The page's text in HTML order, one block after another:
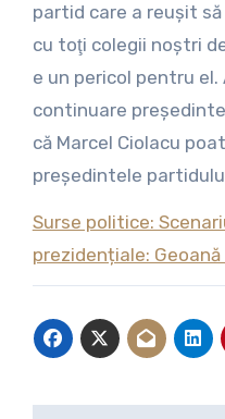
partid care a reuşit
cu toţi colegii noştri
e un pericol pentru el.
continuare
că Marcel Ciolacu
preşedintele
Surse politice:
prezidențiale: